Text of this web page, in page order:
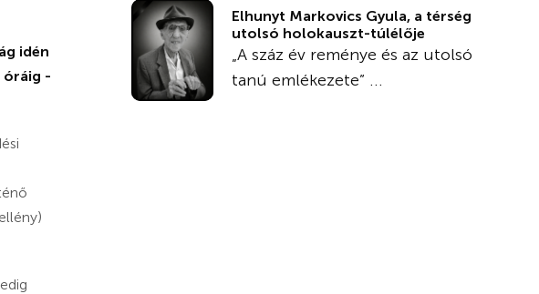
idén
óráig -
Elhunyt Markovics Gyula, a térség
utolsó holokauszt-túlélője
„A száz év reménye és az utolsó
tanú emlékezete” ...